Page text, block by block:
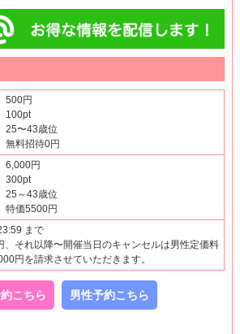
500円
100pt
25〜43歳位
無料招待0円
6,000円
300pt
25～43歳位
特価5500円
まで
、それ以降〜開催当日のキャンセルは男性定価料
円を請求させていただきます。
こちら 男性予約こちら